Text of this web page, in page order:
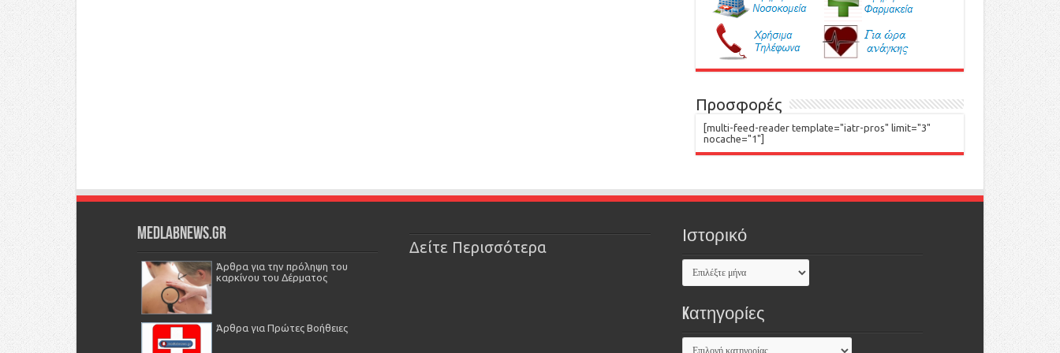
Προσφορές
[multi-feed-reader template="iatr-pros" limit="3"
nocache="1"]
Medlabnews.gr
Άρθρα για την πρόληψη του
καρκίνου του Δέρματος
Άρθρα για Πρώτες Βοήθειες
Δείτε Περισσότερα
Ιστορικό
Kατηγορίες